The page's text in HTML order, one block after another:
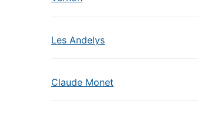
Les Andelys
Claude Monet